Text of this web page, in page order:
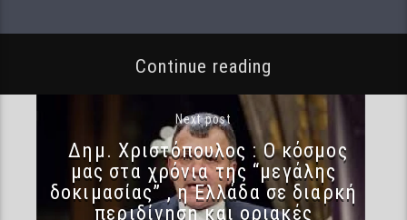
Continue reading
Next post
Δημ. Χριστόπουλος : Ο κόσμος
μας στα χρόνια της “μεγάλης
δοκιμασίας” , η Ελλάδα σε διαρκή
περιδίνηση και οριακές